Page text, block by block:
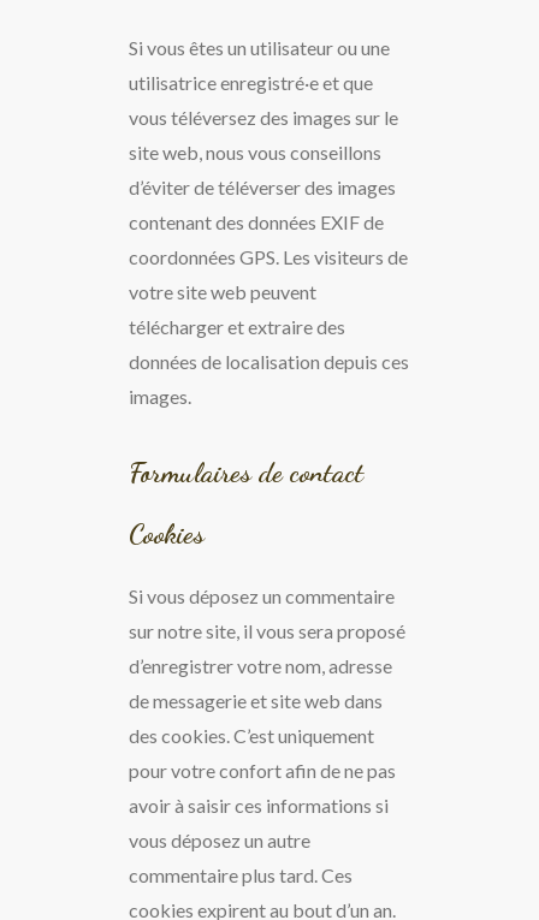
Si vous êtes un utilisateur ou une
utilisatrice enregistré·e et que
vous téléversez des images sur le
site web, nous vous conseillons
d’éviter de téléverser des images
contenant des données EXIF de
coordonnées GPS. Les visiteurs de
votre site web peuvent
télécharger et extraire des
données de localisation depuis ces
images.
Formulaires de contact
Cookies
Si vous déposez un commentaire
sur notre site, il vous sera proposé
d’enregistrer votre nom, adresse
de messagerie et site web dans
des cookies. C’est uniquement
pour votre confort afin de ne pas
avoir à saisir ces informations si
vous déposez un autre
commentaire plus tard. Ces
cookies expirent au bout d’un an.